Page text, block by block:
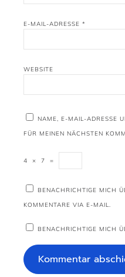
E-MAIL-ADRESSE *
WEBSITE
NAME, E-MAIL-ADRESSE
FÜR MEINEN NÄCHSTEN
4 × 7 =
BENACHRICHTIGE MICH
KOMMENTARE VIA E-MAIL.
BENACHRICHTIGE MICH